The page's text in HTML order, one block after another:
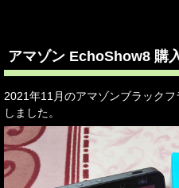
アマゾン EchoShow8 購
2021年11月のアマゾンブラック
しました。